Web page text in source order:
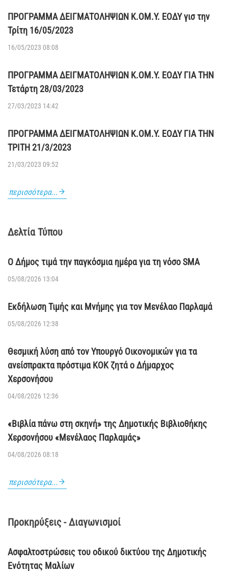
ΠΡΟΓΡΑΜΜΑ ΔΕΙΓΜΑΤΟΛΗΨΙΩΝ Κ.ΟΜ.Υ. ΕΟΔΥ γισ την
Τρίτη 16/05/2023
16/05/2023 08:08
ΠΡΟΓΡΑΜΜΑ ΔΕΙΓΜΑΤΟΛΗΨΙΩΝ Κ.ΟΜ.Υ. ΕΟΔΥ ΓΙΑ ΤΗΝ
Τετάρτη 28/03/2023
27/03/2023 14:42
ΠΡΟΓΡΑΜΜΑ ΔΕΙΓΜΑΤΟΛΗΨΙΩΝ Κ.ΟΜ.Υ. ΕΟΔΥ ΓΙΑ ΤΗΝ
ΤΡΙΤΗ 21/3/2023
21/03/2023 09:52
περισσότερα...
Δελτία Τύπου
Ο Δήμος τιμά την παγκόσμια ημέρα για τη νόσο SMA
05/08/2026 13:04
Εκδήλωση Τιμής και Μνήμης για τον Μενέλαο Παρλαμά
05/08/2026 12:38
Θεσμική λύση από τον Υπουργό Οικονομικών για τα
ανείσπρακτα πρόστιμα ΚΟΚ ζητά ο Δήμαρχος
Χερσονήσου
04/08/2026 12:36
«Βιβλία πάνω στη σκηνή» της Δημοτικής Βιβλιοθήκης
Χερσονήσου «Μενέλαος Παρλαμάς»
04/08/2026 08:18
περισσότερα...
Προκηρύξεις - Διαγωνισμοί
Ασφαλτοστρώσεις του οδικού δικτύου της Δημοτικής
Ενότητας Μαλίων